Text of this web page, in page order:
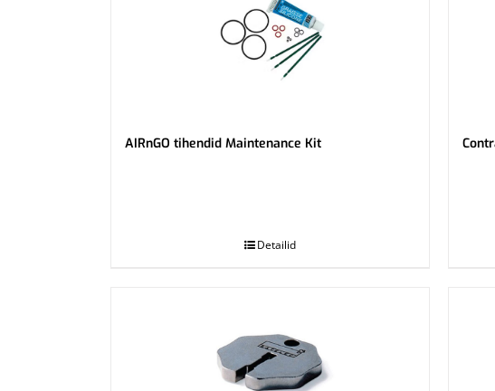
AIRnGO tihendid Maintenance Kit
Detailid